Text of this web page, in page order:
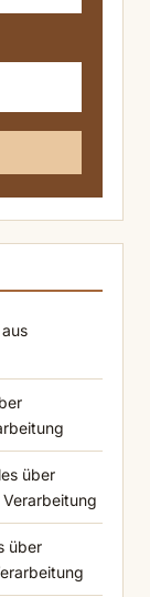
über
über